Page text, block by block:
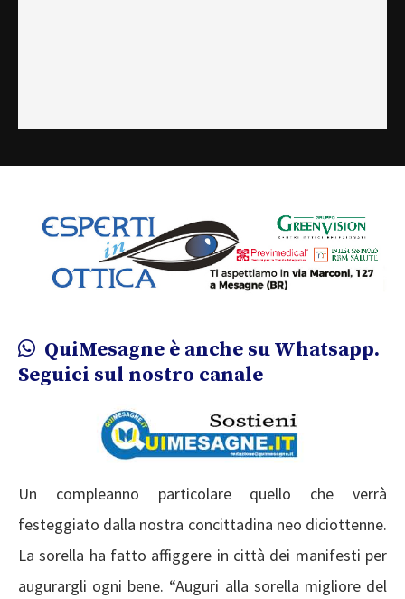
QuiMesagne è anche su Whatsapp.
Seguici sul nostro canale
Un compleanno particolare quello che verrà
festeggiato dalla nostra concittadina neo diciottenne.
La sorella ha fatto affiggere in città dei manifesti per
augurargli ogni bene. “Auguri alla sorella migliore del